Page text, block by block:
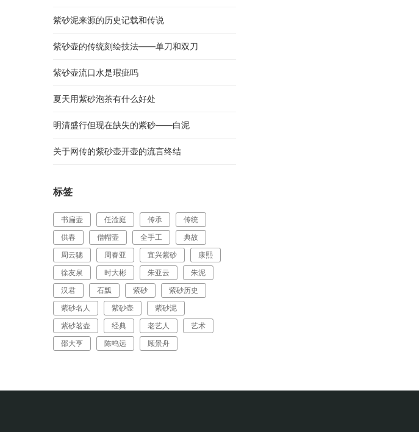
紫砂泥来源的历史记载和传说
紫砂壶的传统刻绘技法——单刀和双刀
紫砂壶流口水是瑕疵吗
夏天用紫砂泡茶有什么好处
明清盛行但现在缺失的紫砂——白泥
关于网传的紫砂壶开壶的流言终结
标签
书扁壶 任淦庭 传承
传统
供春
僧帽壶 全手工
典故
周云骢
周春亚 宜兴紫砂
康熙
徐友泉
时大彬 朱亚云
朱泥
汉君
石瓢 紫砂
紫砂历史
紫砂名人
紫砂壶
紫砂泥
紫砂茗壶
经典 老艺人
艺术
邵大亨
陈鸣远 顾景舟